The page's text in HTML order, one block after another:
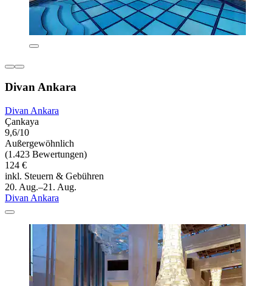
Divan Ankara
Divan Ankara
Çankaya
9,6/10
Außergewöhnlich
(1.423 Bewertungen)
124 €
inkl. Steuern & Gebühren
20. Aug.–21. Aug.
Divan Ankara